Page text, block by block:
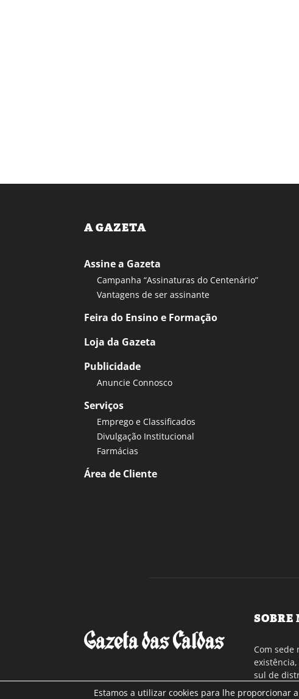
A GAZETA
Assine a Gazeta
Campanha “Assinaturas do Centenário”
Vantagens de ser assinante
Feira do Ensino e Formação
Loja da Gazeta
Publicidade
Anuncie Connosco
Serviços
Emprego e Classificados
Divulgação Institucional
Farmácias
Área de Cliente
SOBRE
Com sede
sul de
a região
Estamos a utilizar cookies para lhe proporcionar